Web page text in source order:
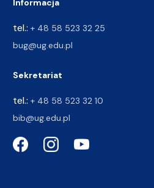
Informacja
tel.: + 48 58 523 32 25
bug@ug.edu.pl
Sekretariat
tel.: + 48 58 523 32 10
bib@ug.edu.pl